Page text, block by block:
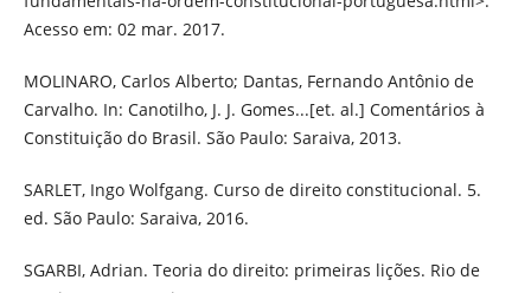
Acesso em: 02 mar. 2017.
MOLINARO, Carlos Alberto; Dantas, Fernando Antônio de
Carvalho. In: Canotilho, J. J. Gomes...[et. al.] Comentários à
Constituição do Brasil. São Paulo: Saraiva, 2013.
SARLET, Ingo Wolfgang. Curso de direito constitucional. 5.
ed. São Paulo: Saraiva, 2016.
SGARBI, Adrian. Teoria do direito: primeiras lições. Rio de